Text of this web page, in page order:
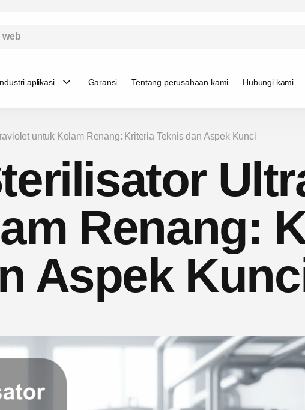
aplikasi Garansi Tentang perusahaan kami Hubungi kami
untuk Kolam Renang: Kriteria Teknis dan Aspek Kunci
Renang:
Aspek